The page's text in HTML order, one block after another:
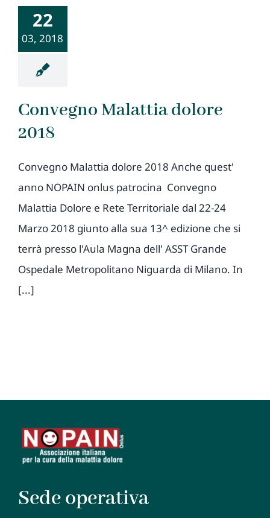
22
03, 2018
Convegno Malattia dolore
2018
Convegno Malattia dolore 2018 Anche quest'
anno NOPAIN onlus patrocina Convegno
Malattia Dolore e Rete Territoriale dal 22-24
Marzo 2018 giunto alla sua 13^ edizione che si
terrà presso l'Aula Magna dell' ASST Grande
Ospedale Metropolitano Niguarda di Milano. In
[...]
Sede operativa